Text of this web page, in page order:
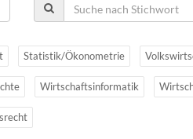
Statistik/Ökonometrie
Wirtschaftsinformatik